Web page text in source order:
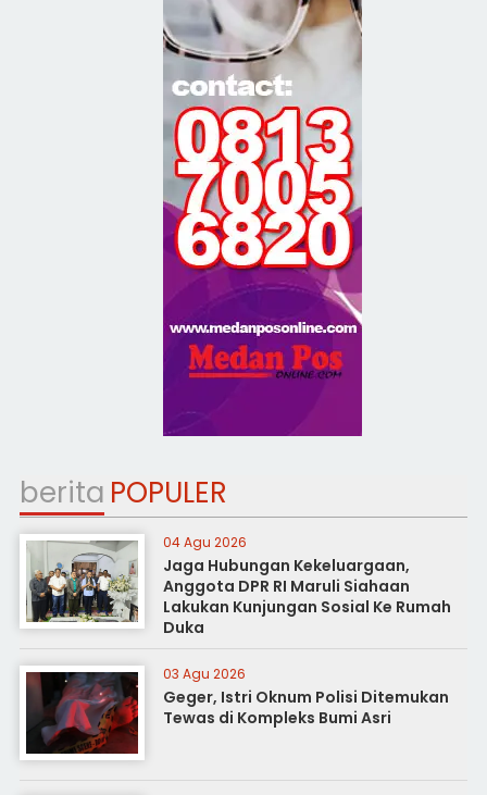
berita POPULER
04 Agu 2026
Jaga Hubungan Kekeluargaan,
Anggota DPR RI Maruli Siahaan
Lakukan Kunjungan Sosial Ke Rumah
Duka
03 Agu 2026
Geger, Istri Oknum Polisi Ditemukan
Tewas di Kompleks Bumi Asri